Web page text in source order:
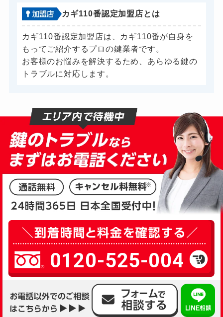
カギ110番認定加盟店とは
カギ110番認定加盟店は、カギ110番が自身を
もってご紹介するプロの鍵業者です。
お客様のお悩みを解決するため、あらゆる鍵の
トラブルに対応します。
0120-525-004